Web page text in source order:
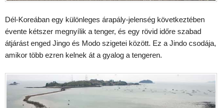
Dél-Koreában egy különleges árapály-jelenség következtében
évente kétszer megnyílik a tenger, és egy rövid időre szabad
átjárást enged Jingo és Modo szigetei között. Ez a Jindo csodája,
amikor több ezren kelnek át a gyalog a tengeren.